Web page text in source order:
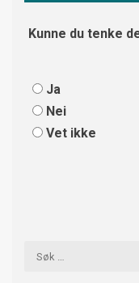
Kunne du tenke
Ja
Nei
Vet ikke